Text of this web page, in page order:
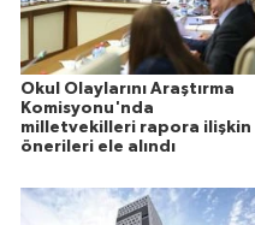
Okul Olaylarını Araştırma
Komisyonu'nda
milletvekilleri rapora ilişkin
önerileri ele alındı